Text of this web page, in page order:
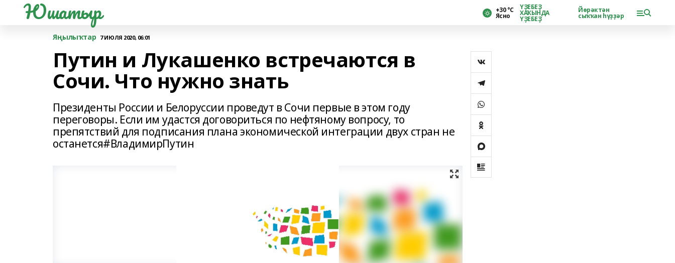
Юшатыр +30 °С
Ясно
ҮҘЕБЕҘ
ХАҠЫНДА
ҮҘЕБЕҘ
Йөрәктән
сыҡҡан һүҙҙәр
Яңылыҡтар 7 ИЮЛЯ 2020, 06:01
Путин и Лукашенко встречаются в
Сочи. Что нужно знать
Президенты России и Белоруссии проведут в Сочи первые в этом году
переговоры. Если им удастся договориться по нефтяному вопросу, то
препятствий для подписания плана экономической интеграции двух стран не
останется#ВладимирПутин